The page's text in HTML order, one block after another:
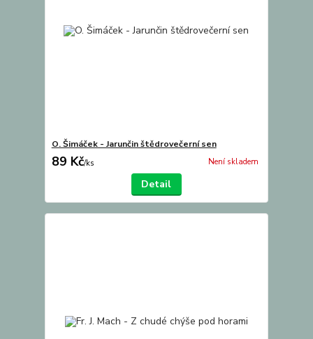
O. Šimáček - Jarunčin štědrovečerní sen
89 Kč/ks Není skladem
Detail